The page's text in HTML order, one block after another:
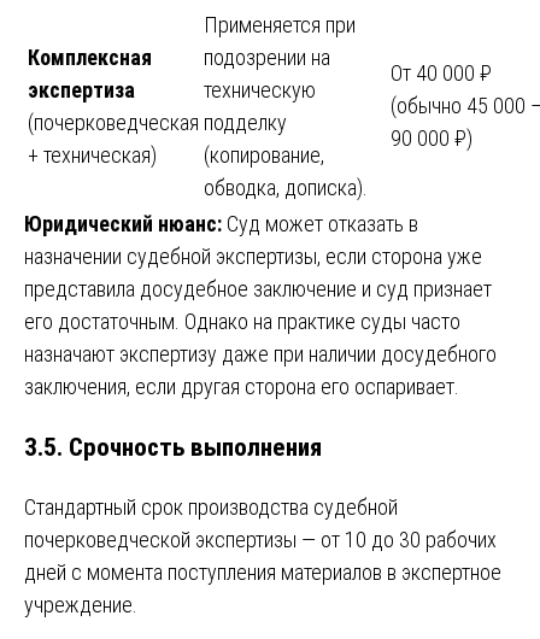
Комплексная
экспертиза
(почерковедческая
+ техническая)
Применяется при
подозрении на
техническую
подделку
(копирование,
обводка, дописка).
От 40 000 ₽
(обычно 45 000
90 000 ₽)
Юридический нюанс: Суд может отказать в
назначении судебной экспертизы, если сторона уже
представила досудебное заключение и суд признает
его достаточным. Однако на практике суды часто
назначают экспертизу даже при наличии досудебного
заключения, если другая сторона его оспаривает.
3.5. Срочность выполнения
Стандартный срок производства судебной
почерковедческой экспертизы — от 10 до 30 рабочих
дней с момента поступления материалов в экспертное
учреждение.